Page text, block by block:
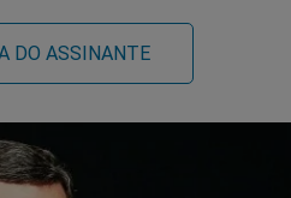
DO ASSINANTE